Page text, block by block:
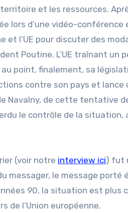
et les ressources.
lors d’une vidéo-conférence
et l’UE pour discuter des
Poutine. L’UE traînant un
point, finalement, sa
contre son pays et
Navalny, de cette tentative
le contrôle de la situation,
(voir notre interview ici) fut
le message porté
90, la situation est
de l’Union européenne.